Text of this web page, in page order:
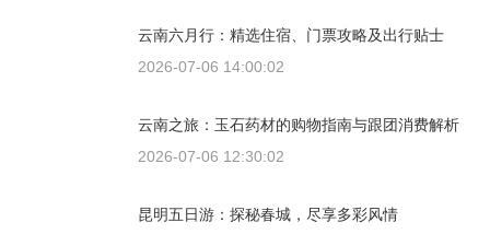
云南六月行：精选住宿、门票攻略及出行贴士
2026-07-06 14:00:02
云南之旅：玉石药材的购物指南与跟团消费解析
2026-07-06 12:30:02
昆明五日游：探秘春城，尽享多彩风情